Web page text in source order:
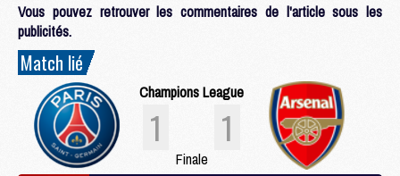
Vous pouvez retrouver les commentaires de l'article sous les
publicités.
Match lié
Champions League
1 1
Finale